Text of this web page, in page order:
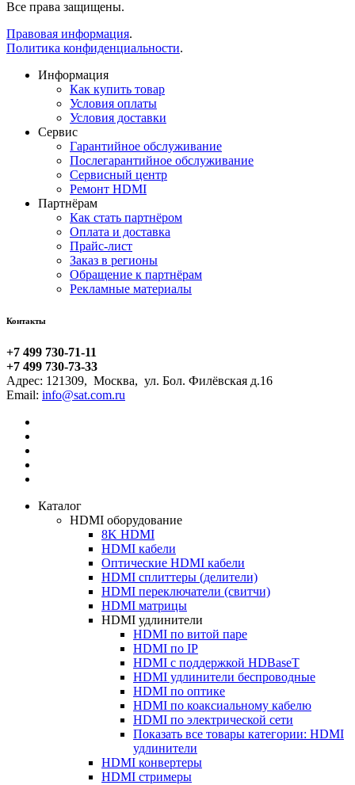
Все права защищены.
Правовая информация.
Политика конфиденциальности.
Информация
Как купить товар
Условия оплаты
Условия доставки
Сервис
Гарантийное обслуживание
Послегарантийное обслуживание
Сервисный центр
Ремонт HDMI
Партнёрам
Как стать партнёром
Оплата и доставка
Прайс-лист
Заказ в регионы
Обращение к партнёрам
Рекламные материалы
Контакты
+7 499 730-71-11
+7 499 730-73-33
Адрес: 121309, Москва, ул. Бол. Филёвская д.16
Email:
Каталог
HDMI оборудование
8K HDMI
HDMI кабели
Оптические HDMI кабели
HDMI сплиттеры (делители)
HDMI переключатели (свитчи)
HDMI матрицы
HDMI удлинители
HDMI по витой паре
HDMI по IP
HDMI с поддержкой HDBaseT
HDMI удлинители беспроводные
HDMI по оптике
HDMI по коаксиальному кабелю
HDMI по электрической сети
Показать все товары категории: HDMI
удлинители
HDMI конвертеры
HDMI стримеры